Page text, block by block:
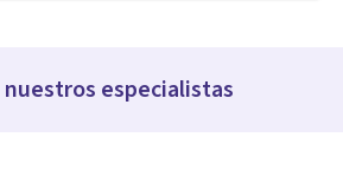
nuestros especialistas